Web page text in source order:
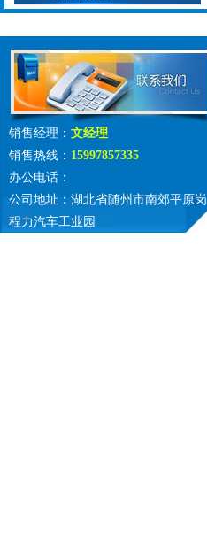
销售经理： 文经理
销售热线： 15997857335
办公电话：
公司地址：湖北省随州市南郊平原岗
程力汽车工业园